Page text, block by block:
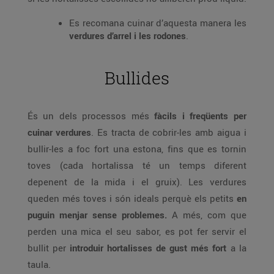
Es recomana cuinar d’aquesta manera les
verdures d’arrel i les rodones.
Bullides
És un dels processos més fàcils i freqüents per
cuinar verdures. Es tracta de cobrir-les amb aigua i
bullir-les a foc fort una estona, fins que es tornin
toves (cada hortalissa té un temps diferent
depenent de la mida i el gruix). Les verdures
queden més toves i són ideals perquè els petits en
puguin menjar sense problemes. A més, com que
perden una mica el seu sabor, es pot fer servir el
bullit per introduir hortalisses de gust més fort a la
taula.